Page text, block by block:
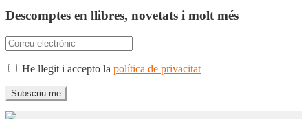
Descomptes en llibres, novetats i molt més
He llegit i accepto la política de privacitat